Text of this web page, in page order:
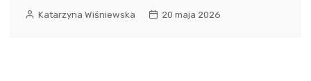
Katarzyna Wiśniewska 20 maja 2026